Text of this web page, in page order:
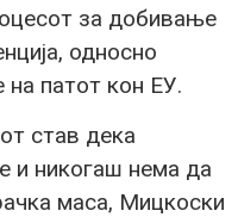
за добивање
односно
патот кон ЕУ.
став дека
и никогаш нема да
маса, Мицкоски